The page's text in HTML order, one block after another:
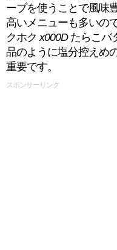
ーブを使うことで風味
高いメニューも多いの
クホクx000Dたらこバ
品のように塩分控えめ
重要です。
スポンサーリンク